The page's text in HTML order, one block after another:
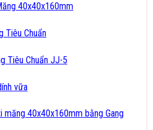
40x40x160mm
Tiêu Chuẩn
Tiêu Chuẩn JJ-5
vữa
măng 40x40x160mm bằng Gang